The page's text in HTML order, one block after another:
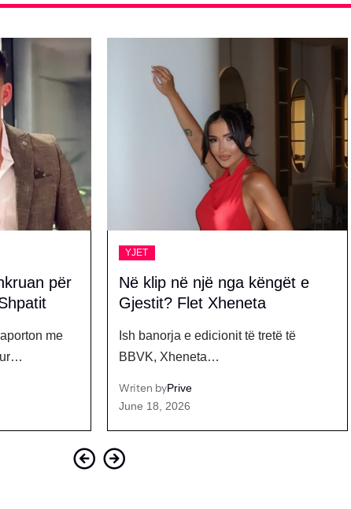
e
të
YJET
‘Marre, e shfrytëzon fenë’,
Londrimi s’kursen aspak Labin
Një debat i fortë ka përfshirë banorët e
shtëpisë,…
Writen byPrive
February 12, 2026